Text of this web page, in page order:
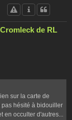
de RL
sur la carte de
pas hésité à bidouiller
en occulter d'autres...